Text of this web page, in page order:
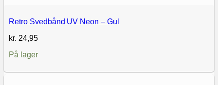
Retro Svedbånd UV Neon – Gul
kr. 24,95
På lager